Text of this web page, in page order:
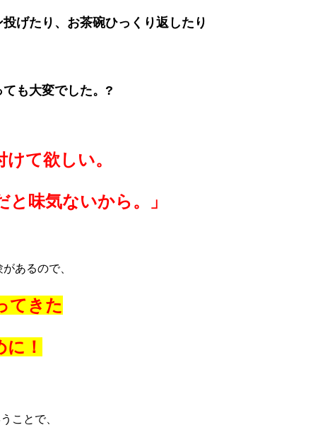
げたり、お茶碗ひっくり返したり
も大変でした。?
て欲しい。
味気ないから。」
あるので、
てきた
！
ことで、